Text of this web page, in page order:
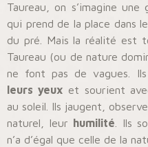
Taureau, on s’imagine
qui prend de la place dans
du pré. Mais la réalité est
Taureau (ou de nature
ne font pas de vagues.
leurs yeux et sourient
au soleil. Ils jaugent,
naturel, leur
humilité . Ils
n’a d’égal que celle de la